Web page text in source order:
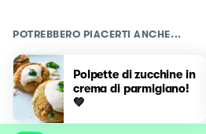
POTREBBERO PIACERTI ANCHE...
Polpette di zucchine in
crema di parmigiano!
💚